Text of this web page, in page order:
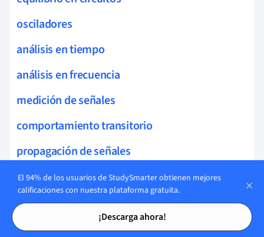
Tarjetas de estudio
Tarjetas de estudio
osciladores
análisis en tiempo
análisis en frecuencia
medición de señales
comportamiento transitorio
propagación de señales
comportamiento estable
electrónica de RF
circuitos de red
El 94% de los usuarios de StudySmarter obtienen mejores
calificaciones con nuestra plataforma gratuita.
¡Descarga ahora!